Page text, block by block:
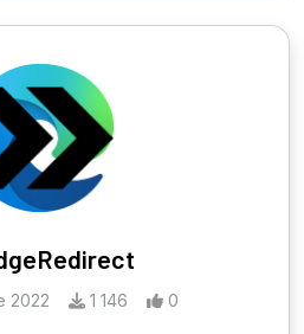
2022 1 146 0